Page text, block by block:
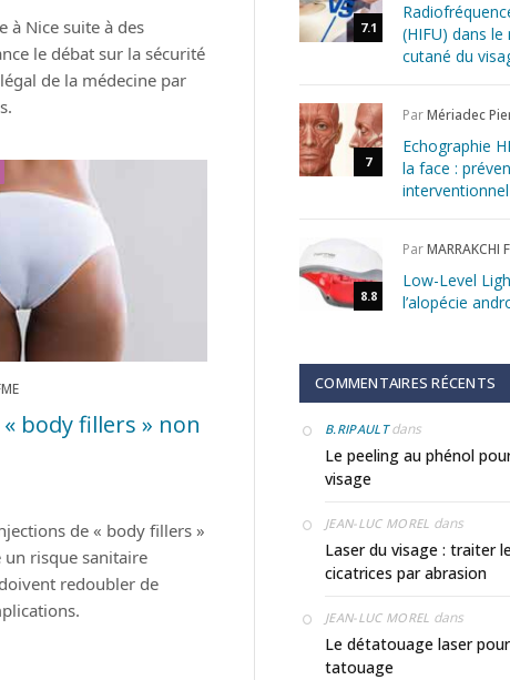
à Nice suite à des
le débat sur la sécurité
de la médecine par
body fillers » non
de « body fillers »
risque sanitaire
redoubler de
7.1
(HIFU) dans
cutané du
7
ParMériadec
Echographie
la face :
interventionnel
8.8
ParMARRAKCHI
Low-Level
l’alopécie
COMMENTAIRES RÉCENTS
B.RIPAULTdans
Le peeling au phénol
visage
JEAN-LUC MOREL dans
Laser du visage : traiter
cicatrices par abrasion
JEAN-LUC MOREL dans
Le détatouage laser
tatouage